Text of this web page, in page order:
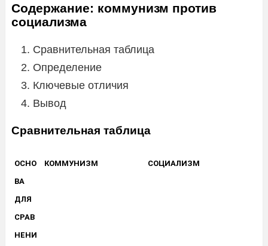
Содержание: коммунизм против
социализма
Сравнительная таблица
Определение
Ключевые отличия
Вывод
Сравнительная таблица
ОСНО
ВА
ДЛЯ
СРАВ
НЕНИ
КОММУНИЗМ СОЦИАЛИЗМ